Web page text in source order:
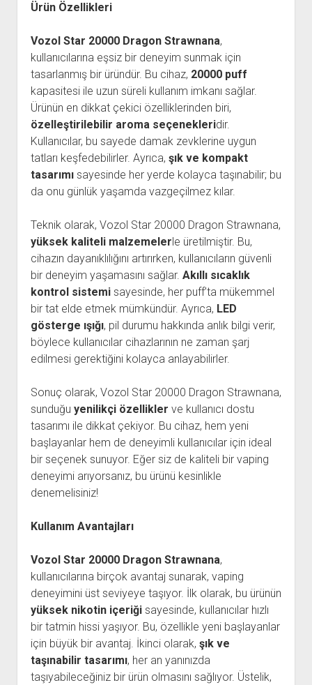
Ürün Özellikleri
Vozol Star 20000 Dragon Strawnana,
kullanıcılarına eşsiz bir deneyim sunmak için
tasarlanmış bir üründür. Bu cihaz, 20000 puff
kapasitesi ile uzun süreli kullanım imkanı sağlar.
Ürünün en dikkat çekici özelliklerinden biri,
özelleştirilebilir aroma seçenekleridir.
Kullanıcılar, bu sayede damak zevklerine uygun
tatları keşfedebilirler. Ayrıca, şık ve kompakt
tasarımısayesinde her yerde kolayca taşınabilir; bu
da onu günlük yaşamda vazgeçilmez kılar.
Teknik olarak, Vozol Star 20000 Dragon Strawnana,
yüksek kaliteli malzemelerle üretilmiştir. Bu,
cihazın dayanıklılığını artırırken, kullanıcıların güvenli
bir deneyim yaşamasını sağlar. Akıllı sıcaklık
kontrol sistemisayesinde, her puff’ta mükemmel
bir tat elde etmek mümkündür. Ayrıca, LED
gösterge ışığı, pil durumu hakkında anlık bilgi verir,
böylece kullanıcılar cihazlarının ne zaman şarj
edilmesi gerektiğini kolayca anlayabilirler.
Sonuç olarak, Vozol Star 20000 Dragon Strawnana,
sunduğu yenilikçi özellikler ve kullanıcı dostu
tasarımı ile dikkat çekiyor. Bu cihaz, hem yeni
başlayanlar hem de deneyimli kullanıcılar için ideal
bir seçenek sunuyor. Eğer siz de kaliteli bir vaping
deneyimi arıyorsanız, bu ürünü kesinlikle
denemelisiniz!
Kullanım Avantajları
Vozol Star 20000 Dragon Strawnana,
kullanıcılarına birçok avantaj sunarak, vaping
deneyimini üst seviyeye taşıyor. İlk olarak, bu ürünün
yüksek nikotin içeriğisayesinde, kullanıcılar hızlı
bir tatmin hissi yaşıyor. Bu, özellikle yeni başlayanlar
için büyük bir avantaj. İkinci olarak, şık ve
taşınabilir tasarımı, her an yanınızda
taşıyabileceğiniz bir ürün olmasını sağlıyor. Üstelik,